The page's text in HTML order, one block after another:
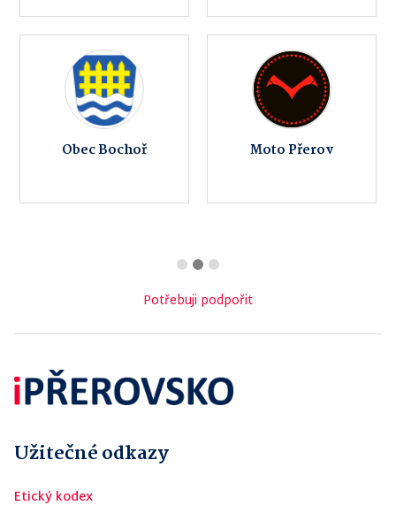
Obec Bochoř Moto Přerov
Potřebuji podpořit
Užitečné odkazy
Etický kodex